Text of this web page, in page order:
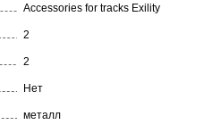
Accessories for tracks Exility
2
2
Нет
металл